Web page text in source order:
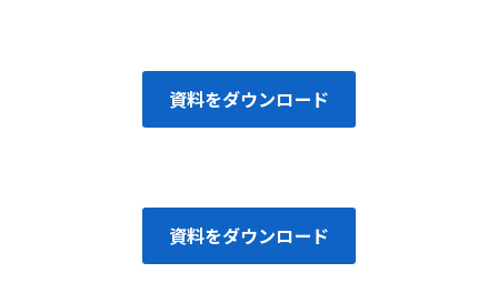
資料をダウンロード
資料をダウンロード